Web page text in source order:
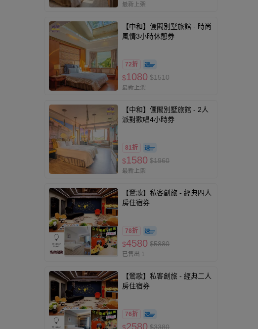
最新上架
【中和】儷閣別墅旅館 - 時尚
風情3小時休憩券
72折
$1080 $1510
最新上架
【中和】儷閣別墅旅館 - 2人
派對歡唱4小時券
81折
$1580 $1960
最新上架
【鶯歌】私客創旅 - 經典四人
房住宿券
78折
$4580 $5880
已售出 1
【鶯歌】私客創旅 - 經典二人
房住宿券
76折
2580 $3380